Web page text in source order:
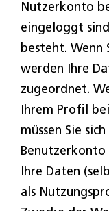
Nutzerkonto
eingeloggt
besteht. Wenn
werden Ihre
zugeordnet.
Ihrem Profil
müssen Sie
Benutzerkonto
Ihre Daten
als